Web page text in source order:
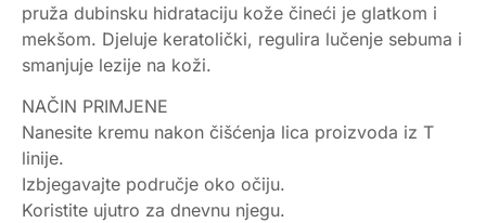
pruža dubinsku hidrataciju kože čineći je glatkom i
mekšom. Djeluje keratolički, regulira lučenje sebuma i
smanjuje lezije na koži.
NAČIN PRIMJENE
Nanesite kremu nakon čišćenja lica proizvoda iz T
linije.
Izbjegavajte područje oko očiju.
Koristite ujutro za dnevnu njegu.